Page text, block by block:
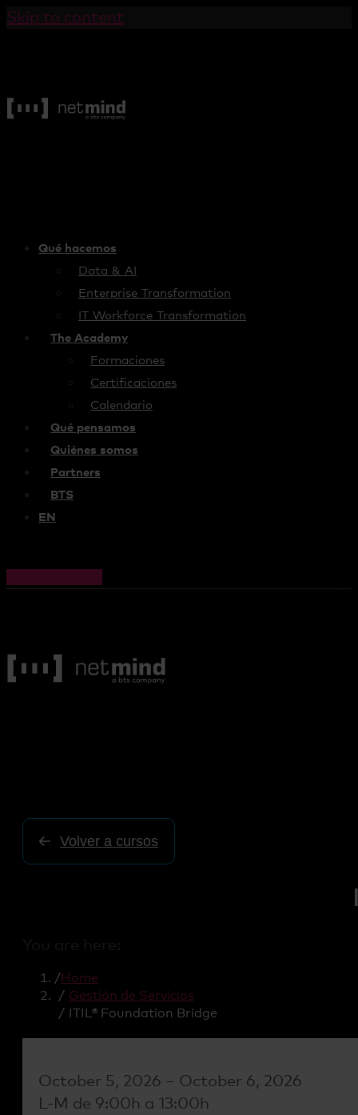
Skip to content
Qué hacemos
Data & AI
Enterprise Transformation
IT Workforce Transformation
The Academy
Formaciones
Certificaciones
Calendario
Qué pensamos
Quiénes somos
Partners
BTS
EN
Volver a cursos
Home
Gestión de Servicios
ITIL® Foundation Bridge
October 5, 2026 – October 6, 2026
L-M de 9:00h a 13:00h